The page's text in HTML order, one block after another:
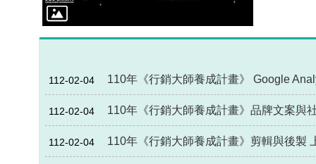
112-02-04 110年《行銷大師養成計畫》 Google
112-02-04 110年《行銷大師養成計畫》品牌文案與
112-02-04 110年《行銷大師養成計畫》剪輯與後製